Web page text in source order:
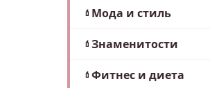
Мода и стиль
Знаменитости
Фитнес и диета